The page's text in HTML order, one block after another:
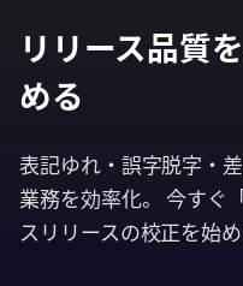
リリース品質
める
表記ゆれ・誤字脱字・
業務を効率化。 今すぐ
スリリースの校正を始め